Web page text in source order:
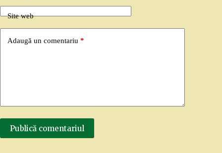
Site web
Adaugă un comentariu *
Publică comentariul